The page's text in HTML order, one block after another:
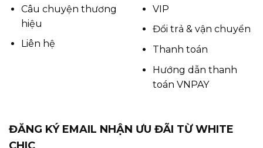
Câu chuyện thương
hiệu
Liên hệ
VIP
Đổi trả & vận chuyển
Thanh toán
Hướng dẫn thanh
toán VNPAY
ĐĂNG KÝ EMAIL NHẬN ƯU ĐÃI TỪ WHITE